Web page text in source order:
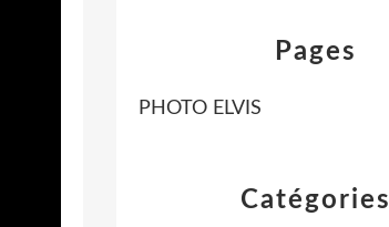
Catégories
Pages
PHOTO ELVIS